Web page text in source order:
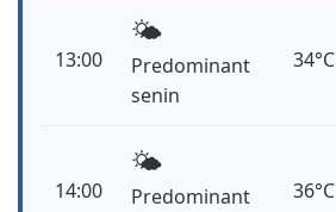
13:00
🌤️
Predominant
senin
34°C
14:00
🌤️
Predominant
36°C